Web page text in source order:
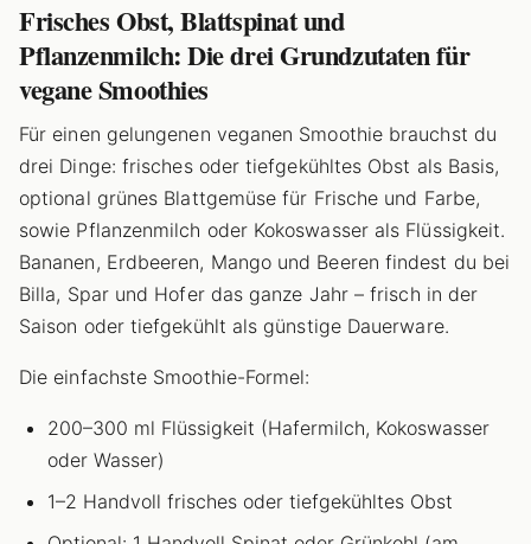
Frisches Obst, Blattspinat und
Pflanzenmilch: Die drei Grundzutaten für
vegane Smoothies
Für einen gelungenen veganen Smoothie brauchst du
drei Dinge: frisches oder tiefgekühltes Obst als Basis,
optional grünes Blattgemüse für Frische und Farbe,
sowie Pflanzenmilch oder Kokoswasser als Flüssigkeit.
Bananen, Erdbeeren, Mango und Beeren findest du bei
Billa, Spar und Hofer das ganze Jahr – frisch in der
Saison oder tiefgekühlt als günstige Dauerware.
Die einfachste Smoothie-Formel:
200–300 ml Flüssigkeit (Hafermilch, Kokoswasser
oder Wasser)
1–2 Handvoll frisches oder tiefgekühltes Obst